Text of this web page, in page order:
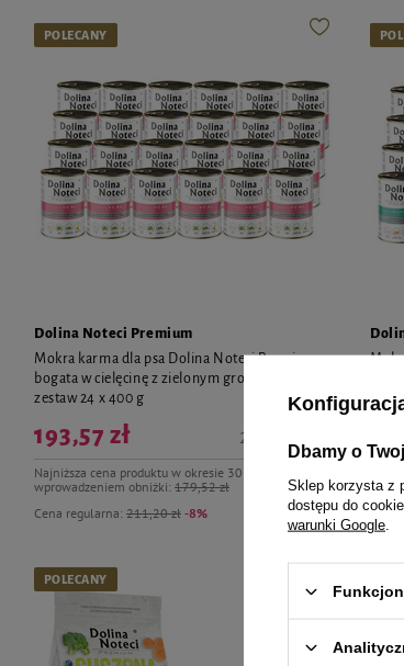
POLECANY
Dolina Noteci Premium
Mokra karma dla psa Dolina Noteci Premium
bogata w cielęcinę z zielonym groszkiem
zestaw 24 x 400 g
Cena regularna: 211,20 zł -8%
193,57 zł
Najniższa cena produktu w okresie 30 dni przed
wprowadzeniem obniżki: 179,52 zł
20,16 zł / kg
Cena
POLECANY
Dbamy o
Sklep korzysta z
dostępu do
warunki Google